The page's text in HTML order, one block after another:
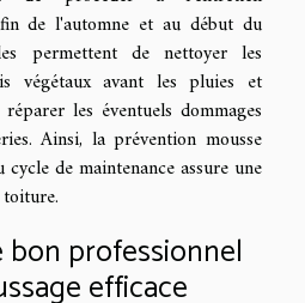
de l'automne et au début du
permettent de nettoyer les
végétaux avant les pluies et
les éventuels dommages
Ainsi, la prévention mousse
de maintenance assure une
professionnel
efficace